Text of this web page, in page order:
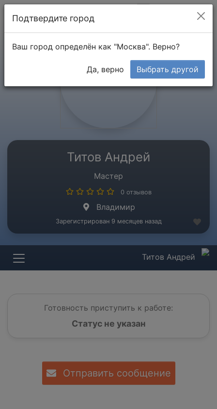
Титов Андрей
Мастер
0 отзывов
Владимир
Зарегистрирован 9 месяцев назад
Титов Андрей
Готовность приступить к работе:
Статус не указан
Отправить сообщение
Подтвердите город
Ваш город определён как "Москва". Верно?
Да, верно Выбрать другой